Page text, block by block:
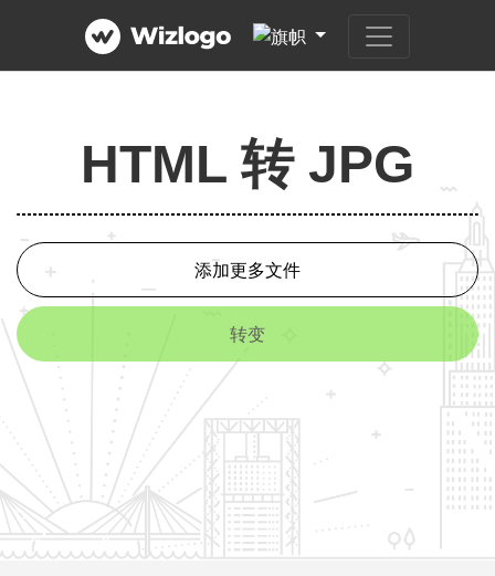
HTML 转 JPG
添加更多文件
转变